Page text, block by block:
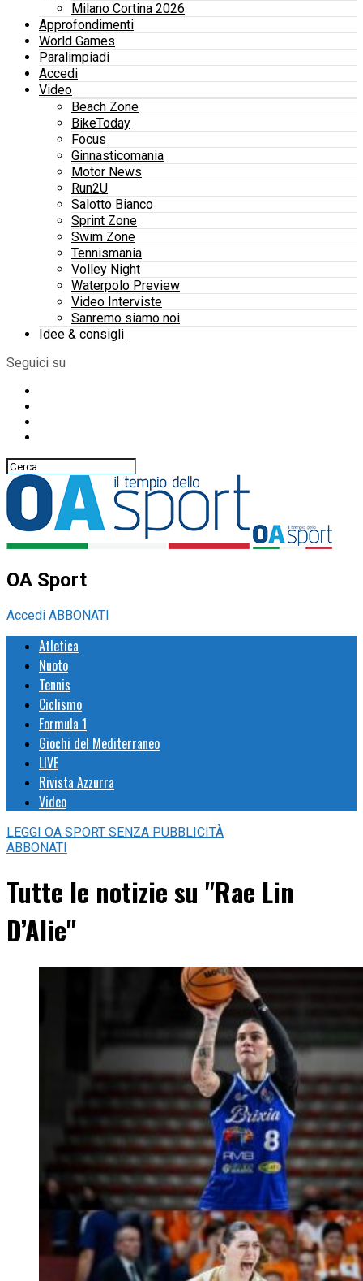
Milano Cortina 2026
Approfondimenti
World Games
Paralimpiadi
Accedi
Video
Beach Zone
BikeToday
Focus
Ginnasticomania
Motor News
Run2U
Salotto Bianco
Sprint Zone
Swim Zone
Tennismania
Volley Night
Waterpolo Preview
Video Interviste
Sanremo siamo noi
Idee & consigli
Seguici su
OA Sport
Accedi ABBONATI
Atletica
Nuoto
Tennis
Ciclismo
Formula 1
Giochi del Mediterraneo
LIVE
Rivista Azzurra
Video
LEGGI OA SPORT SENZA PUBBLICITÀ
ABBONATI
Tutte le notizie su "Rae Lin
D’Alie"